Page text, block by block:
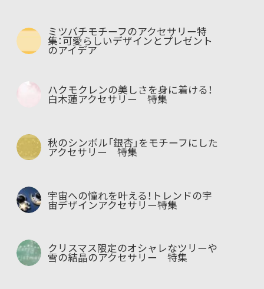
ミツバチモチーフのアクセサリー特
集：可愛らしいデザインとプレゼント
のアイデア
ハクモクレンの美しさを身に着ける！
白木蓮アクセサリー 特集
秋のシンボル「銀杏」をモチーフにした
アクセサリー 特集
宇宙への憧れを叶える！トレンドの宇
宙デザインアクセサリー特集
クリスマス限定のオシャレなツリーや
雪の結晶のアクセサリー 特集